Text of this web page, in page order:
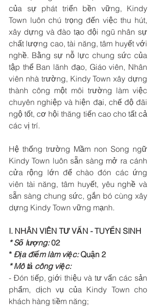
của sự phát triển bền vững, Kindy
Town luôn chú trọng đến việc thu hút,
xây dựng và đào tạo đội ngũ nhân sự
chất lượng cao, tài năng, tâm huyết với
nghề. Bằng sự nỗ lực chung sức của
tập thể Ban lãnh đạo, Giáo viên, Nhân
viên nhà trường, Kindy Town xây dựng
thành công một môi trường làm việc
chuyên nghiệp và hiện đại, chế độ đãi
ngộ tốt, cơ hội thăng tiến cao cho tất cả
các vị trí.
Hệ thống trường Mầm non Song ngữ
Kindy Town luôn sẵn sàng mở ra cánh
cửa rộng lớn để chào đón các ứng
viên tài năng, tâm huyết, yêu nghề và
sẵn sàng chung sức, gắn bó cùng xây
dựng Kindy Town vững mạnh.
I. NHÂN VIÊN TƯ VẤN - TUYỂN SINH
* Số lượng: 02
* Địa điểm làm việc: Quận 2
* Mô tả công việc:
- Đón tiếp, giới thiệu và tư vấn các sản
phẩm, dịch vụ của Kindy Town cho
khách hàng tiềm năng;